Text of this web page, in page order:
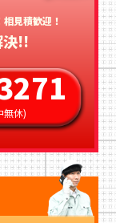
見積歓迎！
決!!
無休)